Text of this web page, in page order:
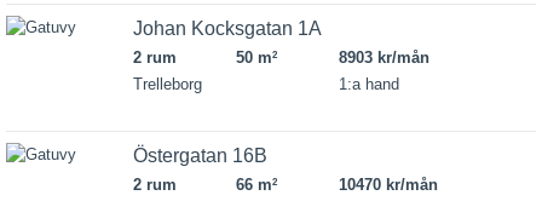
Johan Kocksgatan 1A
2 rum 50 m2
8903 kr/mån
Trelleborg
1:a hand
Östergatan 16B
2 rum 66 m2
10470 kr/mån